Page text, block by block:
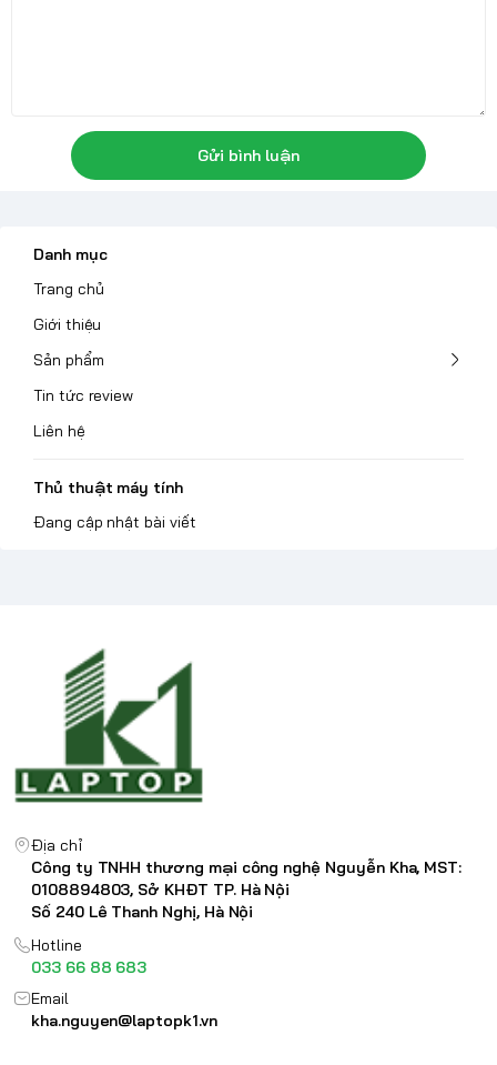
Gửi bình luận
Danh mục
Trang chủ
Giới thiệu
Sản phẩm
Tin tức review
Liên hệ
Thủ thuật máy tính
Đang cập nhật bài viết
Địa chỉ
Công ty TNHH thương mại công nghệ Nguyễn Kha, MST:
0108894803, Sở KHĐT TP. Hà Nội
Số 240 Lê Thanh Nghị, Hà Nội
Hotline
033 66 88 683
Email
kha.nguyen@laptopk1.vn